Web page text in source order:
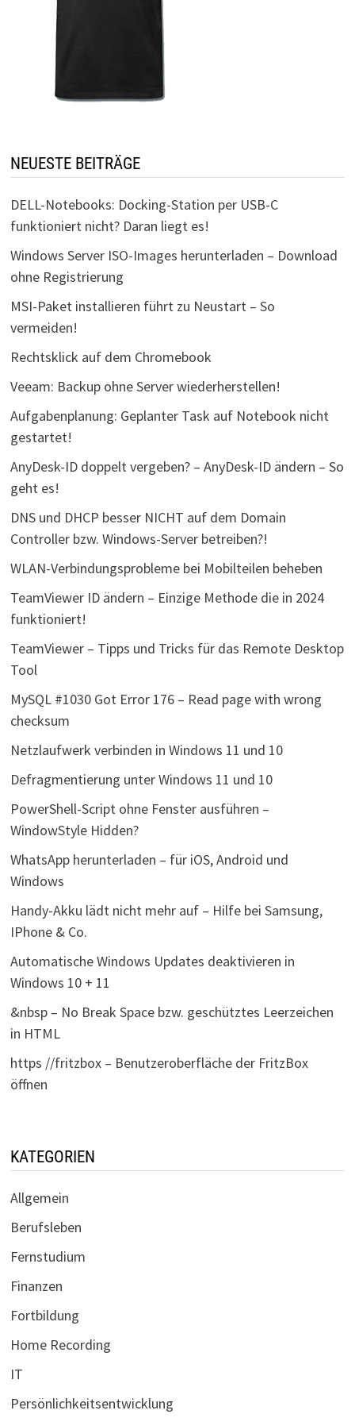
NEUESTE BEITRÄGE
DELL-Notebooks: Docking-Station per USB-C
funktioniert nicht? Daran liegt es!
Windows Server ISO-Images herunterladen – Download
ohne Registrierung
MSI-Paket installieren führt zu Neustart – So
vermeiden!
Rechtsklick auf dem Chromebook
Veeam: Backup ohne Server wiederherstellen!
Aufgabenplanung: Geplanter Task auf Notebook nicht
gestartet!
AnyDesk-ID doppelt vergeben? – AnyDesk-ID ändern – So
geht es!
DNS und DHCP besser NICHT auf dem Domain
Controller bzw. Windows-Server betreiben?!
WLAN-Verbindungsprobleme bei Mobilteilen beheben
TeamViewer ID ändern – Einzige Methode die in 2024
funktioniert!
TeamViewer – Tipps und Tricks für das Remote Desktop
Tool
MySQL #1030 Got Error 176 – Read page with wrong
checksum
Netzlaufwerk verbinden in Windows 11 und 10
Defragmentierung unter Windows 11 und 10
PowerShell-Script ohne Fenster ausführen –
WindowStyle Hidden?
WhatsApp herunterladen – für iOS, Android und
Windows
Handy-Akku lädt nicht mehr auf – Hilfe bei Samsung,
IPhone & Co.
Automatische Windows Updates deaktivieren in
Windows 10 + 11
&nbsp – No Break Space bzw. geschütztes Leerzeichen
in HTML
https //fritzbox – Benutzeroberfläche der FritzBox
öffnen
KATEGORIEN
Allgemein
Berufsleben
Fernstudium
Finanzen
Fortbildung
Home Recording
IT
Persönlichkeitsentwicklung